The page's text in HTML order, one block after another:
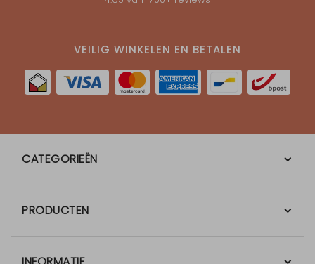
VEILIG WINKELEN EN BETALEN
CATEGORIEËN
PRODUCTEN